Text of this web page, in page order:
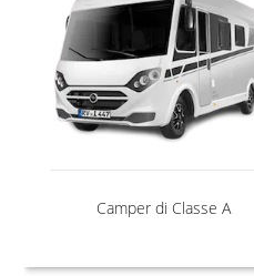
Camper di Classe A